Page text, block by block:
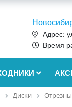
Адрес:
Время
Диски